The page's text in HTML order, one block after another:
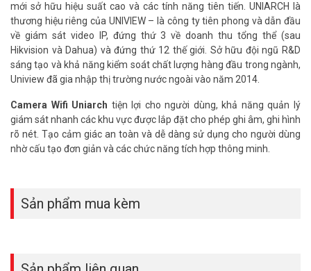
mới sở hữu hiệu suất cao và các tính năng tiên tiến. UNIARCH là
thương hiệu riêng của UNIVIEW – là công ty tiên phong và dẫn đầu
về giám sát video IP, đứng thứ 3 về doanh thu tổng thể (sau
Hikvision và Dahua) và đứng thứ 12 thế giới. Sở hữu đội ngũ R&D
sáng tạo và khả năng kiểm soát chất lượng hàng đầu trong ngành,
Uniview đã gia nhập thị trường nước ngoài vào năm 2014.
Camera Wifi Uniarch tiện lợi cho người dùng, khả năng quản lý
giám sát nhanh các khu vực được lắp đặt cho phép ghi âm, ghi hình
rõ nét. Tạo cảm giác an toàn và dễ dàng sử dụng cho người dùng
nhờ cấu tạo đơn giản và các chức năng tích hợp thông minh.
Sản phẩm mua kèm